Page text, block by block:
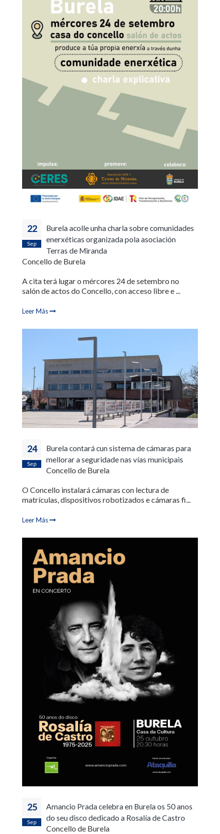
22
Sep
Burela acolle unha charla sobre comunidades
enerxéticas organizada pola asociación
Terras de Miranda
Concello de Burela
A cita terá lugar o mércores 24 de setembro no
salón de actos do Concello, con acceso libre e ...
Leer Más
24
Sep
Burela contará cun sistema de cámaras para
mellorar a seguridade nas vías municipais
Concello de Burela
O Concello instalará cámaras con lectura de
matrículas, dispositivos robotizados e cámaras fi...
Leer Más
25
Sep
Amancio Prada celebra en Burela os 50 anos
do seu disco dedicado a Rosalía de Castro
Concello de Burela